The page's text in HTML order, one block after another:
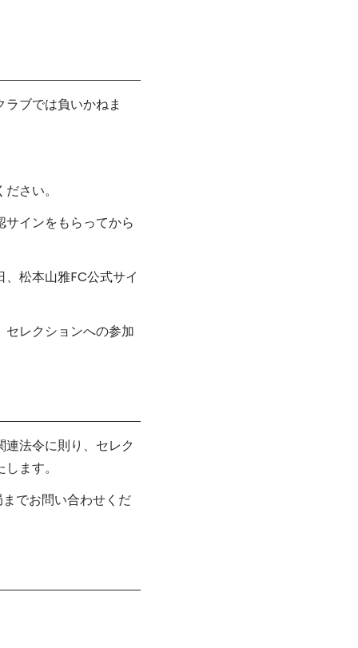
ブでは負いかねま
さい。
インをもらってから
松本山雅FC公式サイ
レクションへの参加
法令に則り、セレク
ます。
でお問い合わせくだ